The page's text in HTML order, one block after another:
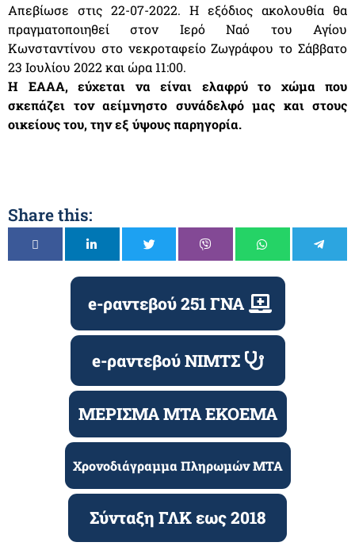
Απεβίωσε στις 22-07-2022. Η εξόδιος ακολουθία θα
πραγματοποιηθεί στον Ιερό Ναό του Αγίου
Κωνσταντίνου στο νεκροταφείο Ζωγράφου το Σάββατο
23 Ιουλίου 2022 και ώρα 11:00.
Η ΕΑΑΑ, εύχεται να είναι ελαφρύ το χώμα που
σκεπάζει τον αείμνηστο συνάδελφό μας και στους
οικείους του, την εξ ύψους παρηγορία.
Share this:
e-ραντεβού 251 ΓΝΑ
e-ραντεβού ΝΙΜΤΣ
ΜΕΡΙΣΜΑ ΜΤΑ ΕΚΟΕΜΑ
Χρονοδιάγραμμα Πληρωμών ΜΤΑ
Σύνταξη ΓΛΚ εως 2018